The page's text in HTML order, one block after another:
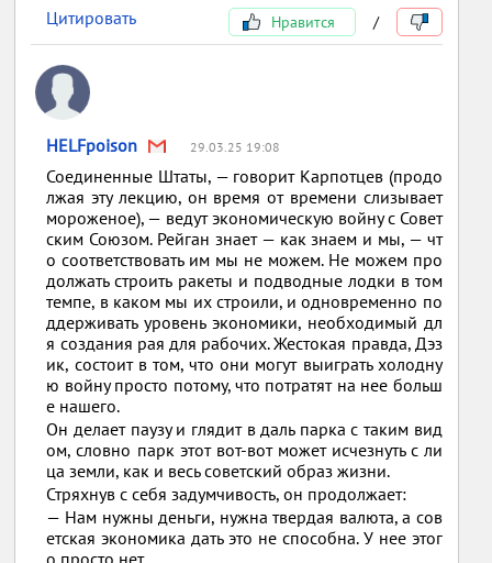
Цитировать
Нравится /
HELFpoison 29.03.25 19:08
Соединенные Штаты, — говорит Карпотцев (продо
лжая эту лекцию, он время от времени слизывает
мороженое), — ведут экономическую войну с Совет
ским Союзом. Рейган знает — как знаем и мы, — чт
о соответствовать им мы не можем. Не можем про
должать строить ракеты и подводные лодки в том
темпе, в каком мы их строили, и одновременно по
ддерживать уровень экономики, необходимый дл
я создания рая для рабочих. Жестокая правда, Дэз
ик, состоит в том, что они могут выиграть холодну
ю войну просто потому, что потратят на нее больш
е нашего.
Он делает паузу и глядит в даль парка с таким вид
ом, словно парк этот вот-вот может исчезнуть с ли
ца земли, как и весь советский образ жизни.
Стряхнув с себя задумчивость, он продолжает:
— Нам нужны деньги, нужна твердая валюта, а сов
етская экономика дать это не способна. У нее этог
о просто нет.